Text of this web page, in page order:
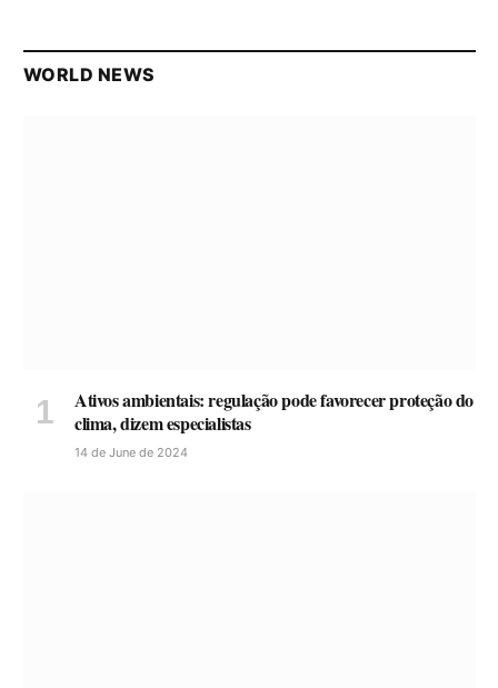
WORLD NEWS
Ativos ambientais: regulação pode favorecer proteção do
clima, dizem especialistas
14 de June de 2024